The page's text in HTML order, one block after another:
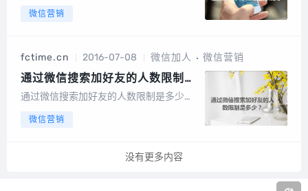
入手机，其他APP识别新号，提示加好友
微信营销
fctime.cn 2016-07-08 微信加人 微信营销
通过微信搜索加好友的人数限制是
多少？
通过微信搜索加好友的人数限制是多少？
微信号来添加好友，新版规则，最多6-15
以搜索多一点，新号码基本很难快速的通
微信营销
没有更多内容